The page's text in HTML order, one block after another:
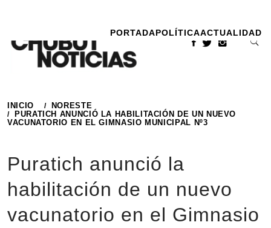
contenido
PORTADAPOLÍTICAACTUALIDAD
INICIO
NORESTE
PURATICH ANUNCIÓ LA HABILITACIÓN DE UN NUEVO
VACUNATORIO EN EL GIMNASIO MUNICIPAL Nº3
Puratich anunció la
habilitación de un nuevo
vacunatorio en el Gimnasio